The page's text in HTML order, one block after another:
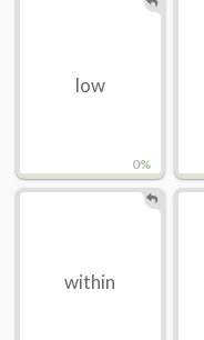
0%
low
within